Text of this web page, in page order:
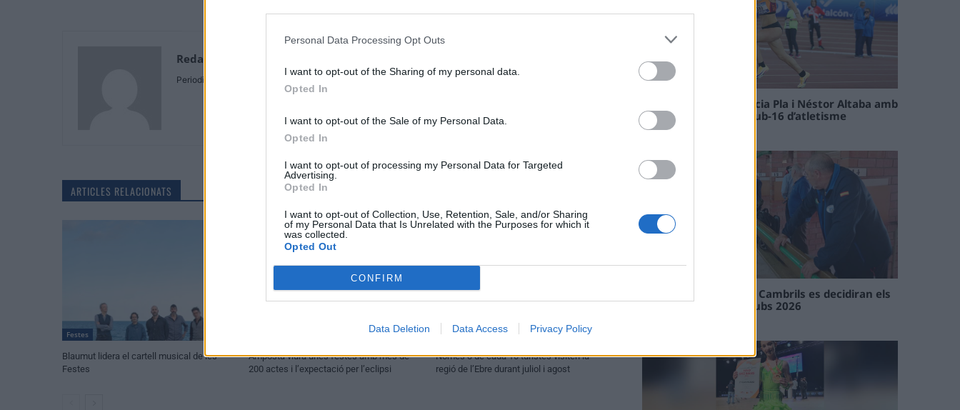
Personal Data Processing Opt Outs
I want to opt-out of the Sharing of my personal data.
Opted In
I want to opt-out of the Sale of my Personal Data.
Opted In
I want to opt-out of processing my Personal Data for Targeted
Advertising.
Opted In
I want to opt-out of Collection, Use, Retention, Sale, and/or Sharing
of my Personal Data that Is Unrelated with the Purposes for which it
was collected.
Opted Out
CONFIRM
Data Deletion Data Access Privacy Policy
Redaccio N.B.
Periodista
ARTICLES RELACIONATS
Festes
Blaumut lidera el cartell musical de les
Festes
Amposta viurà unes festes amb més de
200 actes i l’expectació per l’eclipsi
Turisme
Només 3 de cada 10 turistes visiten la
regió de l’Ebre durant juliol i agost
Paula Sintorres, Patrícia Pla i Néstor Altaba amb
la selecció catalana sub-16 d’atletisme
08 maig 2026
En les tirades de Flix i Cambrils es decidiran els
campions de l’Interclubs 2026